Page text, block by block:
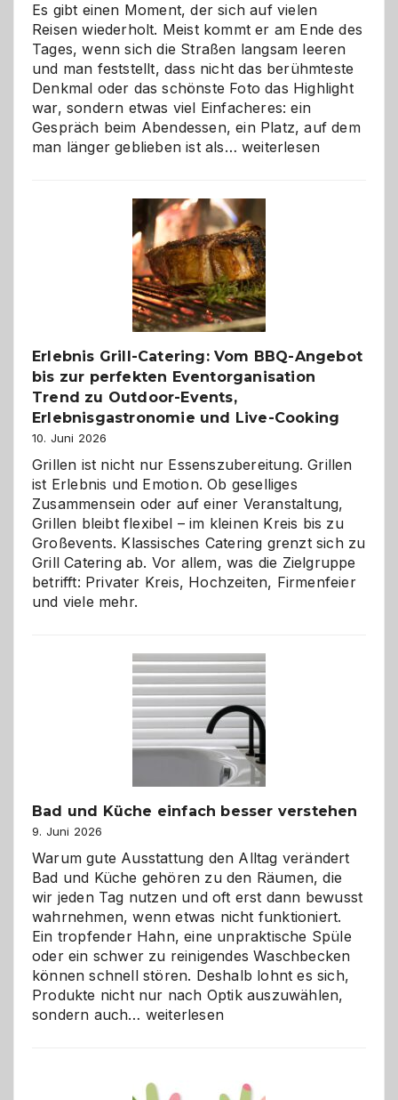
Es gibt einen Moment, der sich auf vielen
Reisen wiederholt. Meist kommt er am Ende des
Tages, wenn sich die Straßen langsam leeren
und man feststellt, dass nicht das berühmteste
Denkmal oder das schönste Foto das Highlight
war, sondern etwas viel Einfacheres: ein
Gespräch beim Abendessen, ein Platz, auf dem
man länger geblieben ist als… Als
–
die
Gelegenheit,
neue
Reiseziele
zu
entdecken
weiterlesen
Erlebnis Grill-Catering: Vom BBQ-Angebot
bis zur perfekten Eventorganisation
Trend zu Outdoor-Events,
Erlebnisgastronomie und Live-Cooking
10. Juni 2026
Grillen ist nicht nur Essenszubereitung. Grillen
ist Erlebnis und Emotion. Ob geselliges
Zusammensein oder auf einer Veranstaltung,
Grillen bleibt flexibel – im kleinen Kreis bis zu
Großevents. Klassisches Catering grenzt sich zu
Grill Catering ab. Vor allem, was die Zielgruppe
betrifft: Privater Kreis, Hochzeiten, Firmenfeier
und viele mehr.
Bad und Küche einfach besser verstehen
9. Juni 2026
Warum gute Ausstattung den Alltag verändert
Bad und Küche gehören zu den Räumen, die
wir jeden Tag nutzen und oft erst dann bewusst
wahrnehmen, wenn etwas nicht funktioniert.
Ein tropfender Hahn, eine unpraktische Spüle
oder ein schwer zu reinigendes Waschbecken
können schnell stören. Deshalb lohnt es sich,
Produkte nicht nur nach Optik auszuwählen,
sondern auch… Bad
besser
weiterlesen